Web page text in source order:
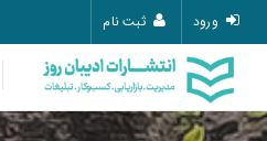
ورود ثبت نام